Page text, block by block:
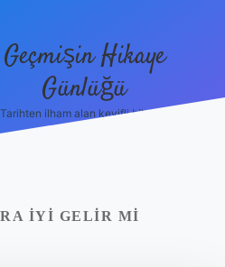
Geçmişin Hikaye
Günlüğü
Tarihten ilham alan keyifli bilgiler!
IYI GELIR MI